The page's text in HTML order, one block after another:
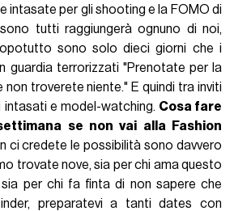
intasate per gli shooting e la FOMO di
tutti raggiungerà ognuno di noi,
sono solo dieci giorni che i
guardia terrorizzati "Prenotate per la
non troverete niente." E quindi tra inviti
intasati e model-watching. Cosa fare
se non vai alla Fashion
ci credete le possibilità sono davvero
trovate nove, sia per chi ama questo
per chi fa finta di non sapere che
preparatevi a tanti dates con